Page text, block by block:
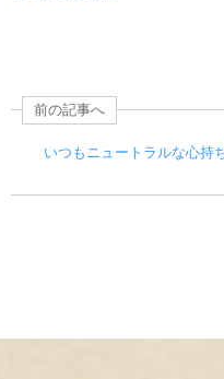
前の記事へ
いつもニュートラルな心持